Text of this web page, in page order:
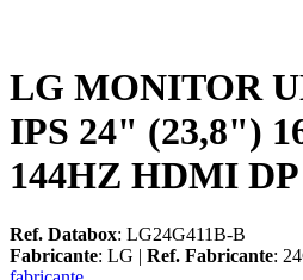
LG MONITOR
IPS 24" (23,8")
144HZ HDMI DP
Ref. Databox: LG24G411B-B
Fabricante: LG | Ref. Fabricante: